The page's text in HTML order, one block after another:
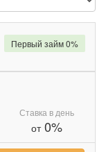
Ставка в день
от0%
Первый займ 0%